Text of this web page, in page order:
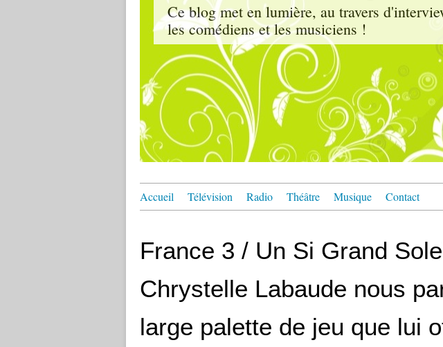
Ce blog met en lumière, au travers
les comédiens et les musiciens !
Accueil Télévision Radio Théâtre Musique Contact
France 3 / Un Si Grand
Chrystelle Labaude nous
large palette de jeu que lui